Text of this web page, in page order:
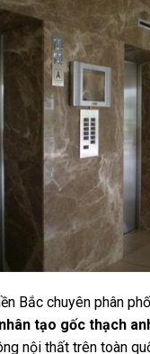
Bắc chuyên phân
tạo gốc thạch
nội thất trên toàn